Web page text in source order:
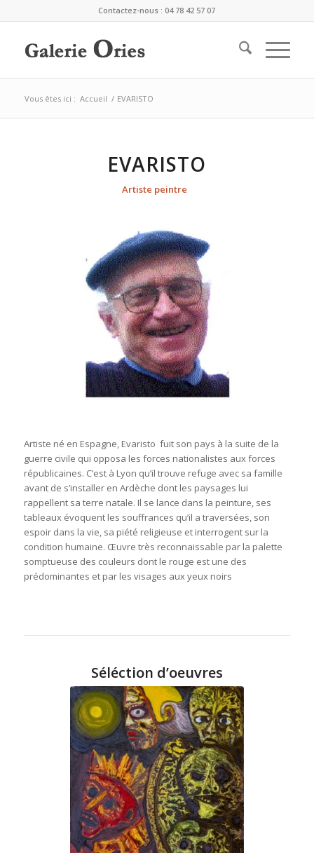
Contactez-nous : 04 78 42 57 07
Vous êtes ici : Accueil / EVARISTO
EVARISTO
Artiste peintre
Artiste né en Espagne, Evaristo fuit son pays à la suite de la
guerre civile qui opposa les forces nationalistes aux forces
républicaines. C’est à Lyon qu’il trouve refuge avec sa famille
avant de s’installer en Ardèche dont les paysages lui
rappellent sa terre natale. Il se lance dans la peinture, ses
tableaux évoquent les souffrances qu’il a traversées, son
espoir dans la vie, sa piété religieuse et interrogent sur la
condition humaine. Œuvre très reconnaissable par la palette
somptueuse des couleurs dont le rouge est une des
prédominantes et par les visages aux yeux noirs
Séléction d’oeuvres